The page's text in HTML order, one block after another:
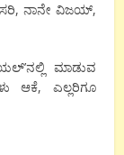
ನಾನೇ ವಿಜಯ್,
ಮಾಡುವ
ಆಕೆ, ಎಲ್ಲರಿಗೂ